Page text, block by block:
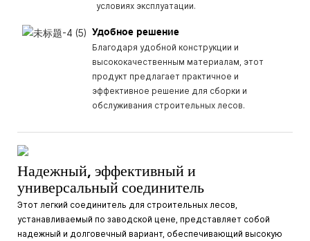
условиях эксплуатации.
Удобное решение
Благодаря удобной конструкции и
высококачественным материалам, этот
продукт предлагает практичное и
эффективное решение для сборки и
обслуживания строительных лесов.
Надежный, эффективный и
универсальный соединитель
Этот легкий соединитель для строительных лесов,
устанавливаемый по заводской цене, представляет собой
надежный и долговечный вариант, обеспечивающий высокую